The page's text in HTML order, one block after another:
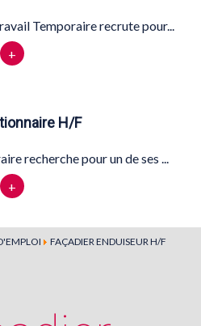
Temporaire recrute pour...
+
H/F
recherche pour un de ses ...
+
FAÇADIER ENDUISEUR H/F